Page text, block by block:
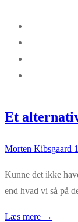
Et
Morten Kibsgaard
Kunne det ikke
end hvad vi så på
Læs mere →